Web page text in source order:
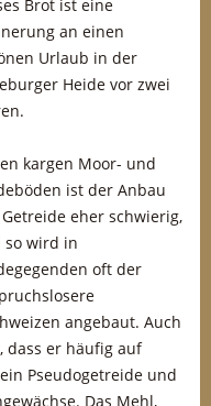
Brot ist eine
an einen
Urlaub in der
Heide vor zwei
kargen Moor- und
ist der Anbau
eher schwierig,
so wird in
oft der
angebaut. Auch
dass er häufig auf
Pseudogetreide und
Das Mehl,